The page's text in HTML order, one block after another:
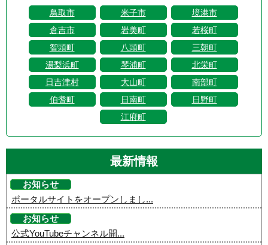
鳥取市 米子市
境港市
倉吉市
岩美町
若桜町
智頭町
八頭町
三朝町
湯梨浜町
琴浦町
北栄町
日吉津村
大山町
南部町
伯耆町
日南町
日野町
江府町
最新情報
お知らせ
ポータルサイトをオープンしまし...
お知らせ
公式YouTubeチャンネル開...